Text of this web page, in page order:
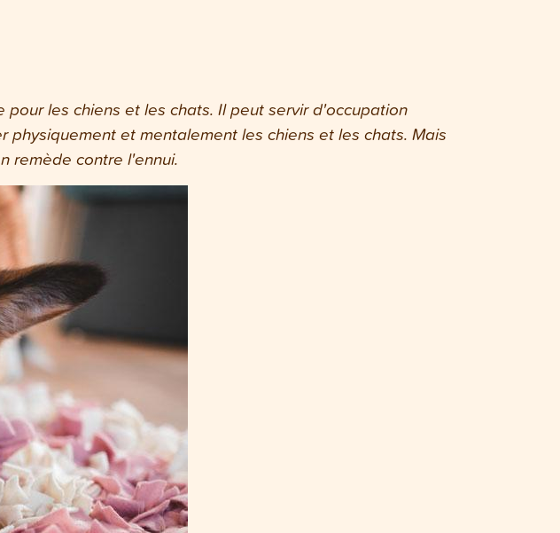
les chiens et les chats. Il peut servir d'occupation
et mentalement les chiens et les chats. Mais
remède contre l'ennui.